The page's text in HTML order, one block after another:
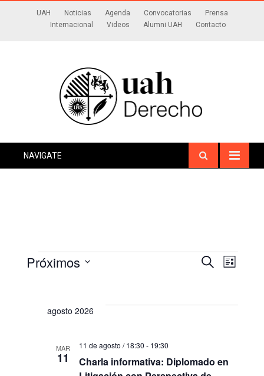
UAH Noticias Agenda Convocatorias
Prensa
Internacional
Videos Alumni UAH Contacto
NAVIGATE
búsqueda
de
Buscar
Lista
Próximos
fecha.agosto 2026
MAR
11
Charla informativa: Diplomado en
11 de agosto / 18:30 - 19:30